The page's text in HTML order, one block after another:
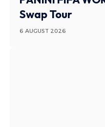
Swap Tour
6 AUGUST 2026